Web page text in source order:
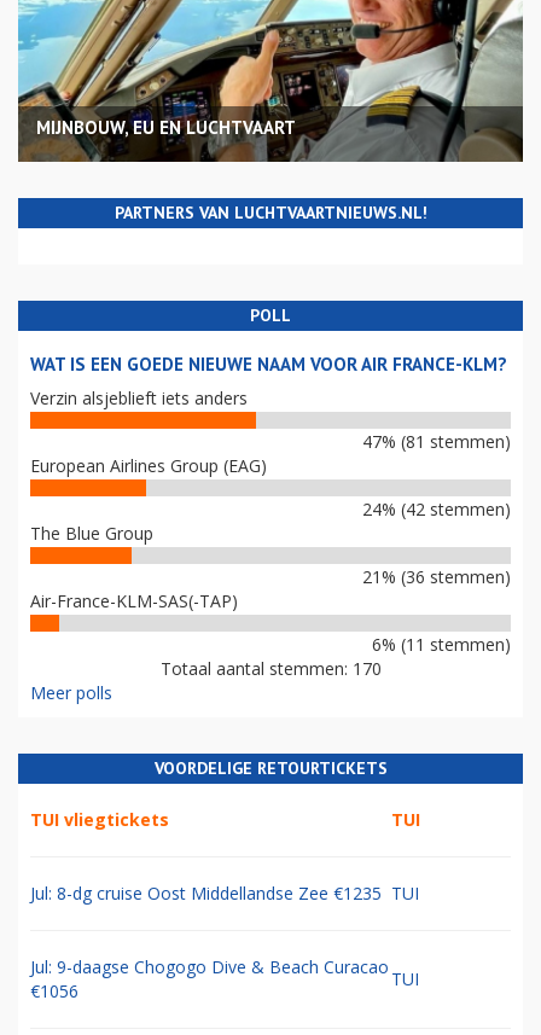
MIJNBOUW, EU EN LUCHTVAART
PARTNERS VAN LUCHTVAARTNIEUWS.NL!
POLL
WAT IS EEN GOEDE NIEUWE NAAM VOOR AIR FRANCE-KLM?
Verzin alsjeblieft iets anders
47% (81 stemmen)
European Airlines Group (EAG)
24% (42 stemmen)
The Blue Group
21% (36 stemmen)
Air-France-KLM-SAS(-TAP)
6% (11 stemmen)
Totaal aantal stemmen: 170
Meer polls
VOORDELIGE RETOURTICKETS
TUI vliegtickets TUI
Jul: 8-dg cruise Oost Middellandse Zee €1235 TUI
Jul: 9-daagse Chogogo Dive & Beach Curacao
€1056
TUI